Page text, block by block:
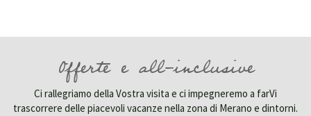
Offerte e all-inclusive
Ci rallegriamo della Vostra visita e ci impegneremo a farVi
trascorrere delle piacevoli vacanze nella zona di Merano e dintorni.